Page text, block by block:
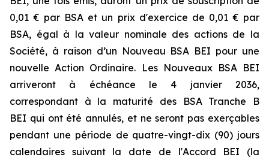
0,01 € par BSA et un prix d'exercice de 0,01 € par
BSA, égal à la valeur nominale des actions de la
Société, à raison d’un Nouveau BSA BEI pour une
nouvelle Action Ordinaire. Les Nouveaux BSA BEI
arriveront à échéance le 4 janvier 2036,
correspondant à la maturité des BSA Tranche B
BEI qui ont été annulés, et ne seront pas exerçables
pendant une période de quatre-vingt-dix (90) jours
calendaires suivant la date de l'Accord BEI (la